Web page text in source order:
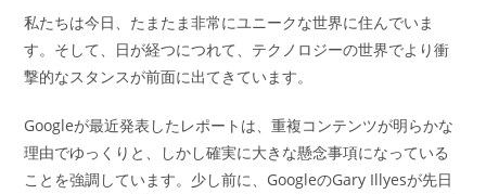
テ
ゴ
リ
ー:
私たちは今日、たまたま非常にユニークな世界に住んでいま
す。そして、日が経つにつれて、テクノロジーの世界でより衝
撃的なスタンスが前面に出てきています。
Googleが最近発表したレポートは、重複コンテンツが明らかな
理由でゆっくりと、しかし確実に大きな懸念事項になっている
ことを強調しています。少し前に、GoogleのGary Illyesが先日